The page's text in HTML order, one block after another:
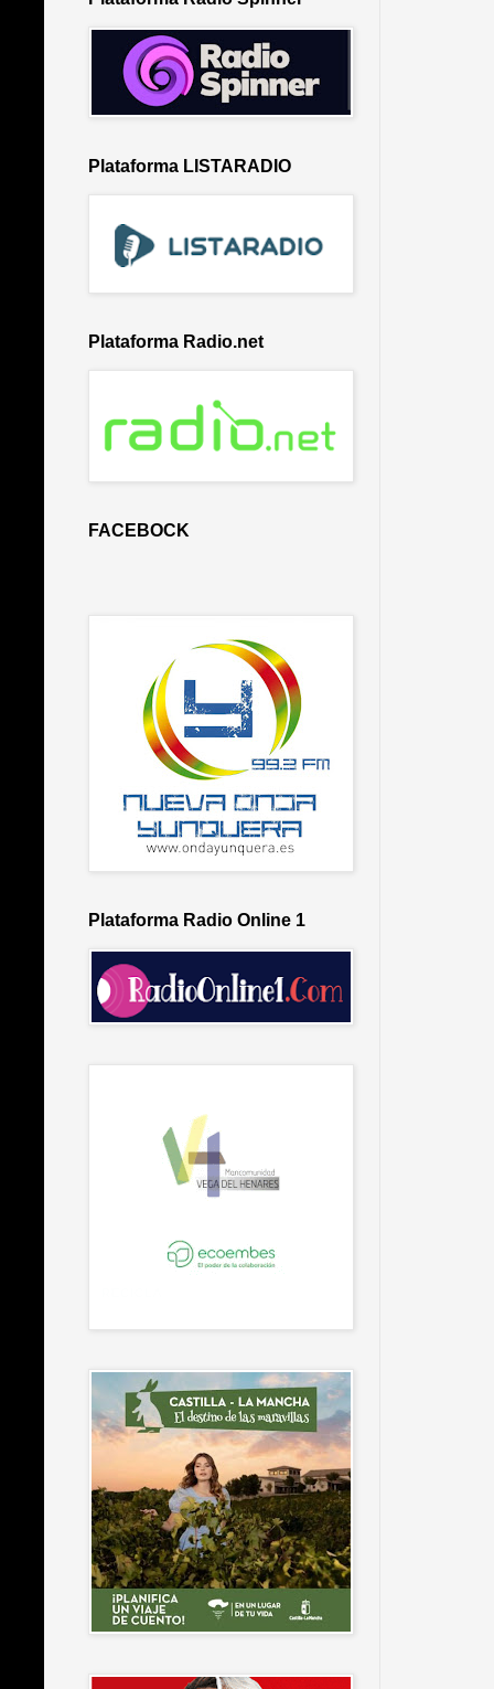
Plataforma LISTARADIO
Plataforma Radio.net
FACEBOCK
Plataforma Radio Online 1